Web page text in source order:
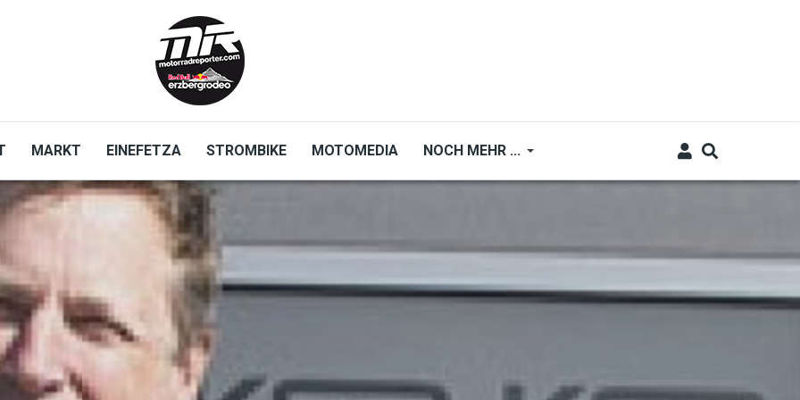
MARKT EINEFETZA STROMBIKE MOTOMEDIA NOCH MEHR ...